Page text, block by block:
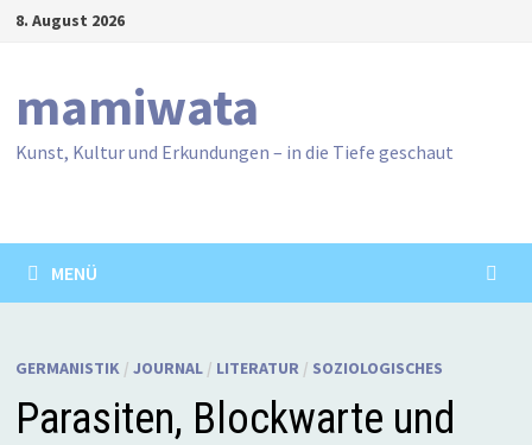
Zum8. August 2026
mamiwata
Kunst, Kultur und Erkundungen – in die Tiefe geschaut
MENÜ
GERMANISTIK/ JOURNAL/ LITERATUR / SOZIOLOGISCHES
Parasiten, Blockwarte und